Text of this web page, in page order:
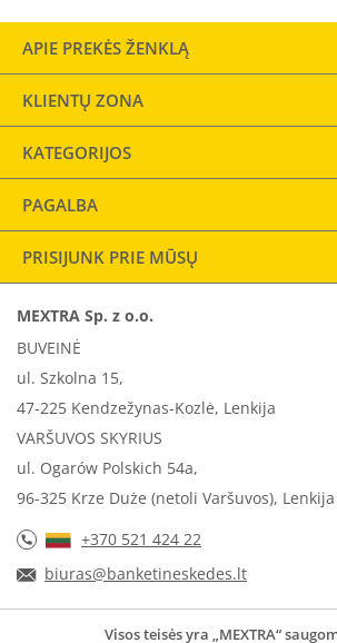
APIE PREKĖS ŽENKLĄ
KLIENTŲ ZONA
KATEGORIJOS
PAGALBA
PRISIJUNK PRIE MŪSŲ
MEXTRA Sp. z o.o.
BUVEINĖ
ul. Szkolna 15,
47-225 Kendzežynas-Kozlė, Lenkija
VARŠUVOS SKYRIUS
ul. Ogarów Polskich 54a,
96-325 Krze Duże (netoli Varšuvos), Lenkija
+370 521 424 22
biuras@banketineskedes.lt
Visos teisės yra „MEXTRA“